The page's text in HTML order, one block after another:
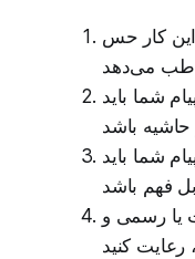
این کار حس
شما باید
شما باید
یا رسمی و